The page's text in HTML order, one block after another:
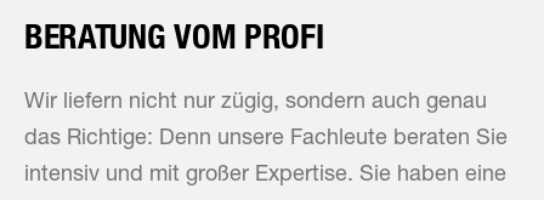
BERATUNG VOM PROFI
Wir liefern nicht nur zügig, sondern auch genau
das Richtige: Denn unsere Fachleute beraten Sie
intensiv und mit großer Expertise. Sie haben eine